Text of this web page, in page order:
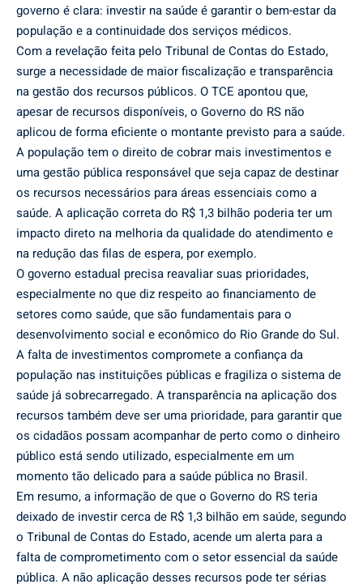
governo é clara: investir na saúde é garantir o bem-estar da
população e a continuidade dos serviços médicos.
Com a revelação feita pelo Tribunal de Contas do Estado,
surge a necessidade de maior fiscalização e transparência
na gestão dos recursos públicos. O TCE apontou que,
apesar de recursos disponíveis, o Governo do RS não
aplicou de forma eficiente o montante previsto para a saúde.
A população tem o direito de cobrar mais investimentos e
uma gestão pública responsável que seja capaz de destinar
os recursos necessários para áreas essenciais como a
saúde. A aplicação correta do R$ 1,3 bilhão poderia ter um
impacto direto na melhoria da qualidade do atendimento e
na redução das filas de espera, por exemplo.
O governo estadual precisa reavaliar suas prioridades,
especialmente no que diz respeito ao financiamento de
setores como saúde, que são fundamentais para o
desenvolvimento social e econômico do Rio Grande do Sul.
A falta de investimentos compromete a confiança da
população nas instituições públicas e fragiliza o sistema de
saúde já sobrecarregado. A transparência na aplicação dos
recursos também deve ser uma prioridade, para garantir que
os cidadãos possam acompanhar de perto como o dinheiro
público está sendo utilizado, especialmente em um
momento tão delicado para a saúde pública no Brasil.
Em resumo, a informação de que o Governo do RS teria
deixado de investir cerca de R$ 1,3 bilhão em saúde, segundo
o Tribunal de Contas do Estado, acende um alerta para a
falta de comprometimento com o setor essencial da saúde
pública. A não aplicação desses recursos pode ter sérias